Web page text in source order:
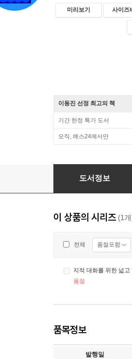
미리보기 사이즈
이동진 선정 최고의 책
기간 한정 특가 도서
오직, 예스24에서만
지적 대화를 위한 넓
도서정보
이 상품의 시리즈 (1
전체 품절포함
지적 대화를 위한 넓
품절
품목정보
발행일